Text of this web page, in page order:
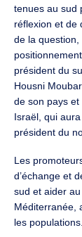
tenues au sud
réflexion et de
de la
président du
Housni
de son pays
Israël, qui
président du
Les
d’échange et
sud et aider
Méditerranée,
les populations.